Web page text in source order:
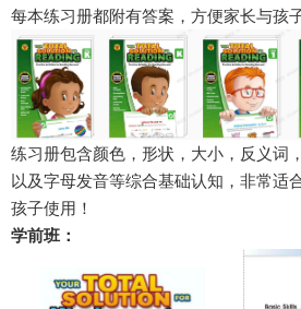
每本练习册都附有答案，方便家长与孩
练习册包含颜色，形状，大小，反义词
以及字母发音等综合基础认知，非常适
孩子使用！
学前班：